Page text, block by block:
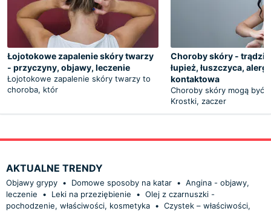
Łojotokowe zapalenie skóry twarzy
- przyczyny, objawy, leczenie
Łojotokowe zapalenie skóry twarzy to
choroba, któr
Choroby skóry -
łupież, łuszczyca,
kontaktowa
Choroby skóry mogą być
Krostki, zaczer
AKTUALNE TRENDY
Objawy grypy • Domowe sposoby na katar • Angina - objawy,
leczenie
• Leki na przeziębienie • Olej z czarnuszki -
pochodzenie, właściwości, kosmetyka • Czystek – właściwości,